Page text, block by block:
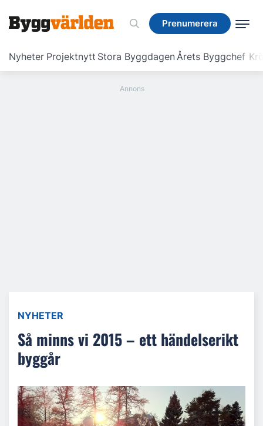
Prenumerera
Nyheter Projektnytt Stora ByggdagenÅrets Byggchef
Prenumerera
NYHETER
Så minns vi 2015 – ett händelserikt
byggår